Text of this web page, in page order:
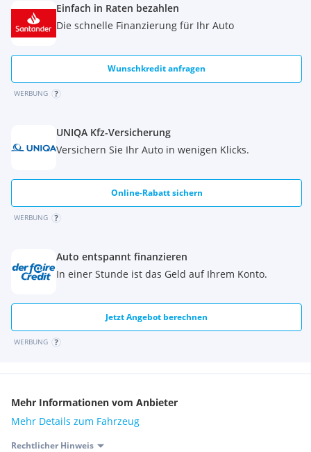
Einfach in Raten bezahlen
Die schnelle Finanzierung für Ihr Auto
Wunschkredit anfragen
WERBUNG
UNIQA Kfz-Versicherung
Versichern Sie Ihr Auto in wenigen Klicks.
Online-Rabatt sichern
WERBUNG
Auto entspannt finanzieren
In einer Stunde ist das Geld auf Ihrem Konto.
Jetzt Angebot berechnen
WERBUNG
Mehr Informationen vom Anbieter
Mehr Details zum Fahrzeug
Rechtlicher Hinweis